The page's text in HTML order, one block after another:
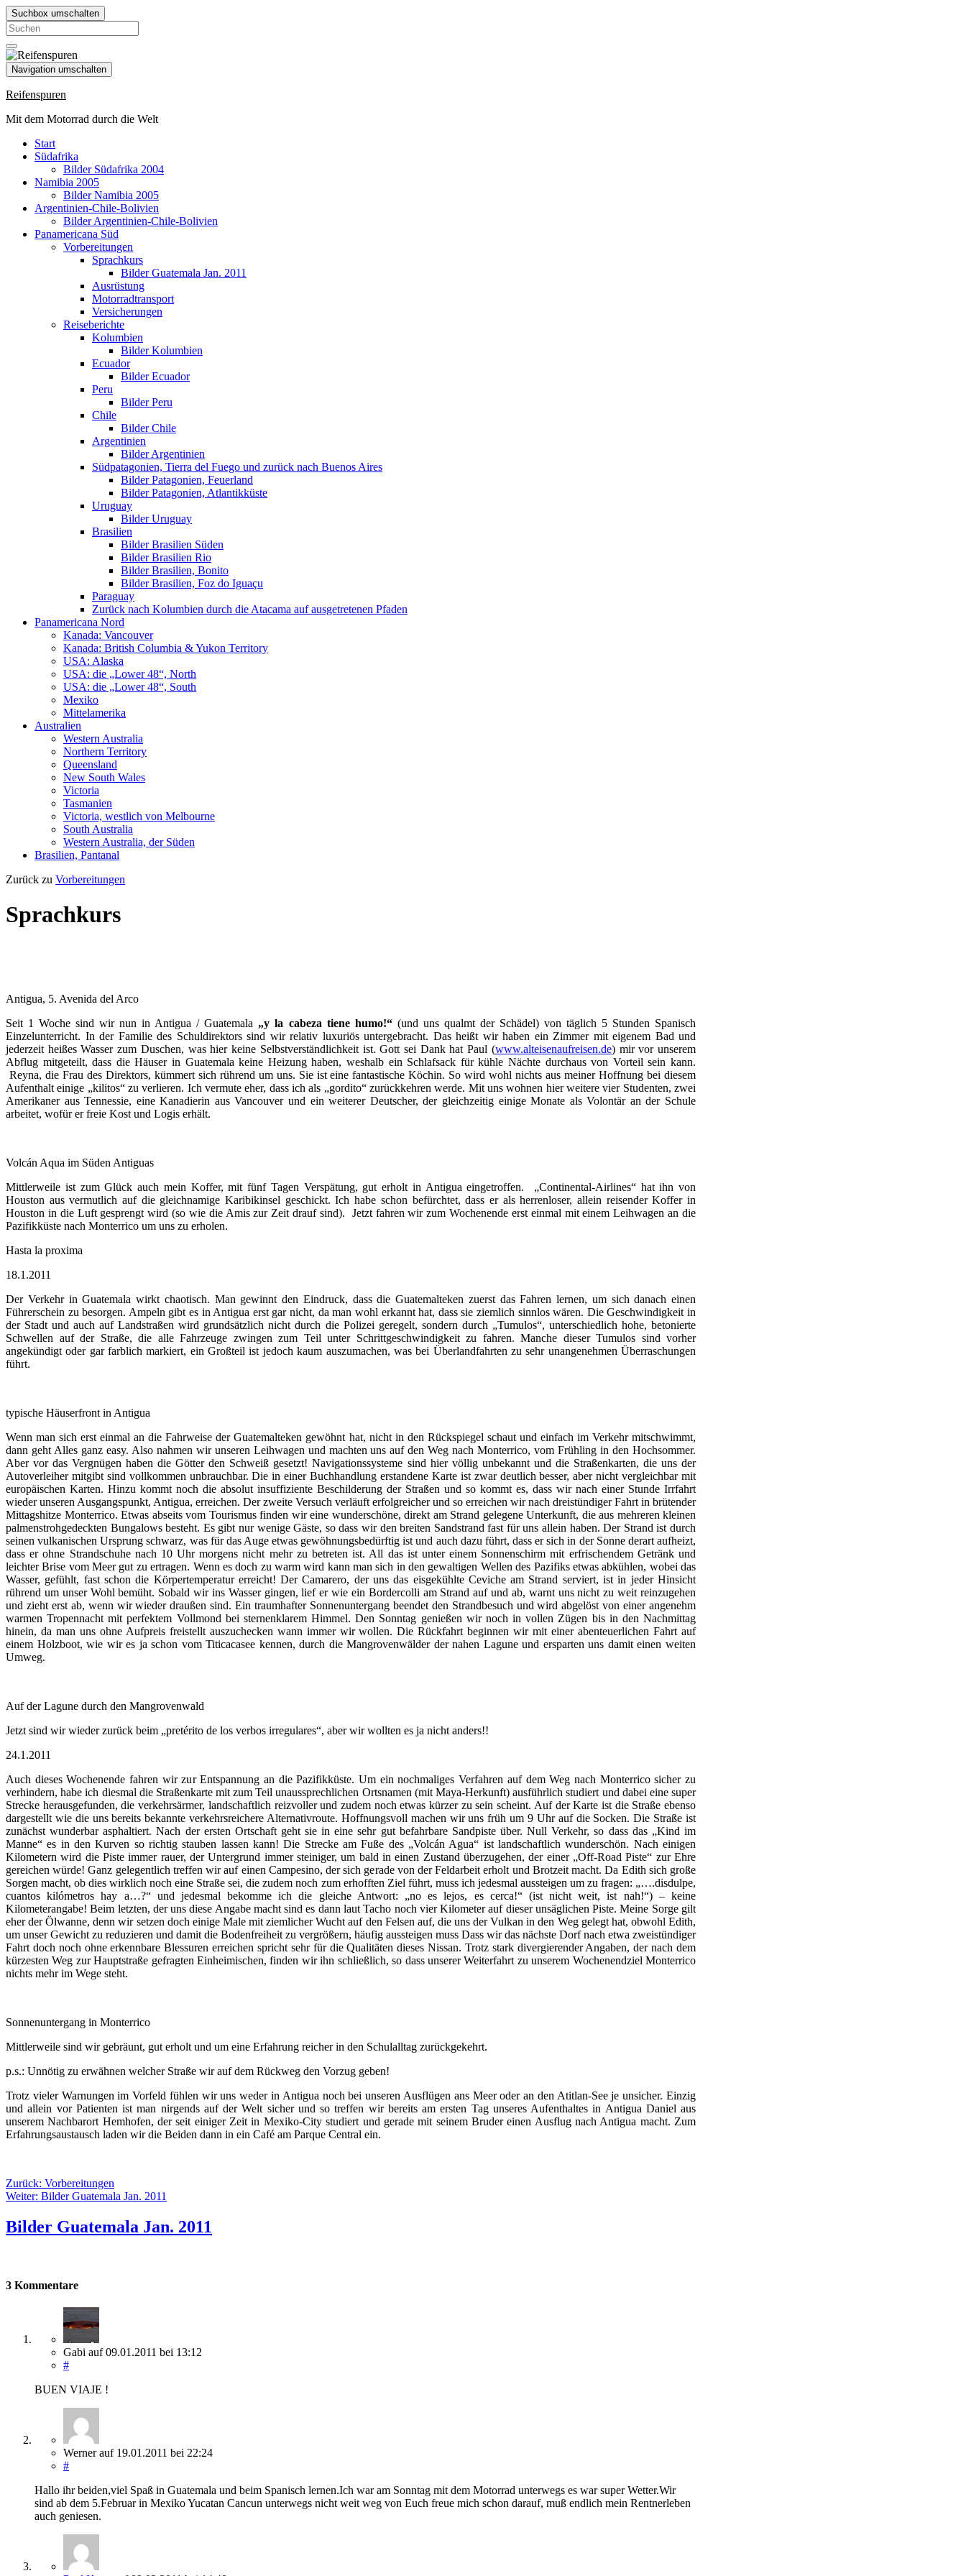
Suchbox umschalten
Search
for:
Navigation umschalten
Reifenspuren
Mit dem Motorrad durch die Welt
Start
Südafrika
Bilder Südafrika 2004
Namibia 2005
Bilder Namibia 2005
Argentinien-Chile-Bolivien
Bilder Argentinien-Chile-Bolivien
Panamericana Süd
Vorbereitungen
Sprachkurs
Bilder Guatemala Jan. 2011
Ausrüstung
Motorradtransport
Versicherungen
Reiseberichte
Kolumbien
Bilder Kolumbien
Ecuador
Bilder Ecuador
Peru
Bilder Peru
Chile
Bilder Chile
Argentinien
Bilder Argentinien
Südpatagonien, Tierra del Fuego und zurück nach Buenos Aires
Bilder Patagonien, Feuerland
Bilder Patagonien, Atlantikküste
Uruguay
Bilder Uruguay
Brasilien
Bilder Brasilien Süden
Bilder Brasilien Rio
Bilder Brasilien, Bonito
Bilder Brasilien, Foz do Iguaçu
Paraguay
Zurück nach Kolumbien durch die Atacama auf ausgetretenen Pfaden
Panamericana Nord
Kanada: Vancouver
Kanada: British Columbia & Yukon Territory
USA: Alaska
USA: die „Lower 48“, North
USA: die „Lower 48“, South
Mexiko
Mittelamerika
Australien
Western Australia
Northern Territory
Queensland
New South Wales
Victoria
Tasmanien
Victoria, westlich von Melbourne
South Australia
Western Australia, der Süden
Brasilien, Pantanal
Zurück zu Vorbereitungen
Sprachkurs
Antigua, 5. Avenida del Arco
Seit 1 Woche sind wir nun in Antigua / Guatemala „y la cabeza tiene humo!“(und uns qualmt der Schädel) von täglich 5 Stunden Spanisch
Einzelunterricht. In der Familie des Schuldirektors sind wir relativ luxuriös untergebracht. Das heißt wir haben ein Zimmer mit eigenem Bad und
jederzeit heißes Wasser zum Duschen, was hier keine Selbstverständlichkeit ist. Gott sei Dank hat Paul (www.alteisenaufreisen.de) mir vor unserem
Abflug mitgeteilt, dass die Häuser in Guatemala keine Heizung haben, weshalb ein Schlafsack für kühle Nächte durchaus von Vorteil sein kann.
Reyna, die Frau des Direktors, kümmert sich rührend um uns. Sie ist eine fantastische Köchin. So wird wohl nichts aus meiner Hoffnung bei diesem
Aufenthalt einige „kilitos“ zu verlieren. Ich vermute eher, dass ich als „gordito“ zurückkehren werde. Mit uns wohnen hier weitere vier Studenten, zwei
Amerikaner aus Tennessie, eine Kanadierin aus Vancouver und ein weiterer Deutscher, der gleichzeitig einige Monate als Volontär an der Schule
arbeitet, wofür er freie Kost und Logis erhält.
Volcán Aqua im Süden Antiguas
Mittlerweile ist zum Glück auch mein Koffer, mit fünf Tagen Verspätung, gut erholt in Antigua eingetroffen. „Continental-Airlines“ hat ihn von
Houston aus vermutlich auf die gleichnamige Karibikinsel geschickt. Ich habe schon befürchtet, dass er als herrenloser, allein reisender Koffer in
Houston in die Luft gesprengt wird (so wie die Amis zur Zeit drauf sind). Jetzt fahren wir zum Wochenende erst einmal mit einem Leihwagen an die
Pazifikküste nach Monterrico um uns zu erholen.
Hasta la proxima
18.1.2011
Der Verkehr in Guatemala wirkt chaotisch. Man gewinnt den Eindruck, dass die Guatemalteken zuerst das Fahren lernen, um sich danach einen
Führerschein zu besorgen. Ampeln gibt es in Antigua erst gar nicht, da man wohl erkannt hat, dass sie ziemlich sinnlos wären. Die Geschwindigkeit in
der Stadt und auch auf Landstraßen wird grundsätzlich nicht durch die Polizei geregelt, sondern durch „Tumulos“, unterschiedlich hohe, betonierte
Schwellen auf der Straße, die alle Fahrzeuge zwingen zum Teil unter Schrittgeschwindigkeit zu fahren. Manche dieser Tumulos sind vorher
angekündigt oder gar farblich markiert, ein Großteil ist jedoch kaum auszumachen, was bei Überlandfahrten zu sehr unangenehmen Überraschungen
führt.
typische Häuserfront in Antigua
Wenn man sich erst einmal an die Fahrweise der Guatemalteken gewöhnt hat, nicht in den Rückspiegel schaut und einfach im Verkehr mitschwimmt,
dann geht Alles ganz easy. Also nahmen wir unseren Leihwagen und machten uns auf den Weg nach Monterrico, vom Frühling in den Hochsommer.
Aber vor das Vergnügen haben die Götter den Schweiß gesetzt! Navigationssysteme sind hier völlig unbekannt und die Straßenkarten, die uns der
Autoverleiher mitgibt sind vollkommen unbrauchbar. Die in einer Buchhandlung erstandene Karte ist zwar deutlich besser, aber nicht vergleichbar mit
europäischen Karten. Hinzu kommt noch die absolut insuffiziente Beschilderung der Straßen und so kommt es, dass wir nach einer Stunde Irrfahrt
wieder unseren Ausgangspunkt, Antigua, erreichen. Der zweite Versuch verläuft erfolgreicher und so erreichen wir nach dreistündiger Fahrt in brütender
Mittagshitze Monterrico. Etwas abseits vom Tourismus finden wir eine wunderschöne, direkt am Strand gelegene Unterkunft, die aus mehreren kleinen
palmenstrohgedeckten Bungalows besteht. Es gibt nur wenige Gäste, so dass wir den breiten Sandstrand fast für uns allein haben. Der Strand ist durch
seinen vulkanischen Ursprung schwarz, was für das Auge etwas gewöhnungsbedürftig ist und auch dazu führt, dass er sich in der Sonne derart aufheizt,
dass er ohne Strandschuhe nach 10 Uhr morgens nicht mehr zu betreten ist. All das ist unter einem Sonnenschirm mit erfrischendem Getränk und
leichter Brise vom Meer gut zu ertragen. Wenn es doch zu warm wird kann man sich in den gewaltigen Wellen des Pazifiks etwas abkühlen, wobei das
Wasser, gefühlt, fast schon die Körpertemperatur erreicht! Der Camarero, der uns das eisgekühlte Ceviche am Strand serviert, ist in jeder Hinsicht
rührend um unser Wohl bemüht. Sobald wir ins Wasser gingen, lief er wie ein Bordercolli am Strand auf und ab, warnt uns nicht zu weit reinzugehen
und zieht erst ab, wenn wir wieder draußen sind. Ein traumhafter Sonnenuntergang beendet den Strandbesuch und wird abgelöst von einer angenehm
warmen Tropennacht mit perfektem Vollmond bei sternenklarem Himmel. Den Sonntag genießen wir noch in vollen Zügen bis in den Nachmittag
hinein, da man uns ohne Aufpreis freistellt auszuchecken wann immer wir wollen. Die Rückfahrt beginnen wir mit einer abenteuerlichen Fahrt auf
einem Holzboot, wie wir es ja schon vom Titicacasee kennen, durch die Mangrovenwälder der nahen Lagune und ersparten uns damit einen weiten
Umweg.
Auf der Lagune durch den Mangrovenwald
Jetzt sind wir wieder zurück beim „pretérito de los verbos irregulares“, aber wir wollten es ja nicht anders!!
24.1.2011
Auch dieses Wochenende fahren wir zur Entspannung an die Pazifikküste. Um ein nochmaliges Verfahren auf dem Weg nach Monterrico sicher zu
verhindern, habe ich diesmal die Straßenkarte mit zum Teil unaussprechlichen Ortsnamen (mit Maya-Herkunft) ausführlich studiert und dabei eine super
Strecke herausgefunden, die verkehrsärmer, landschaftlich reizvoller und zudem noch etwas kürzer zu sein scheint. Auf der Karte ist die Straße ebenso
dargestellt wie die uns bereits bekannte verkehrsreichere Alternativroute. Hoffnungsvoll machen wir uns früh um 9 Uhr auf die Socken. Die Straße ist
zunächst wunderbar asphaltiert. Nach der ersten Ortschaft geht sie in eine sehr gut befahrbare Sandpiste über. Null Verkehr, so dass das „Kind im
Manne“ es in den Kurven so richtig stauben lassen kann! Die Strecke am Fuße des „Volcán Agua“ ist landschaftlich wunderschön. Nach einigen
Kilometern wird die Piste immer rauer, der Untergrund immer steiniger, um bald in einen Zustand überzugehen, der einer „Off-Road Piste“ zur Ehre
gereichen würde! Ganz gelegentlich treffen wir auf einen Campesino, der sich gerade von der Feldarbeit erholt und Brotzeit macht. Da Edith sich große
Sorgen macht, ob dies wirklich noch eine Straße sei, die zudem noch zum erhofften Ziel führt, muss ich jedesmal aussteigen um zu fragen: „….disdulpe,
cuantos kilómetros hay a…?“ und jedesmal bekomme ich die gleiche Antwort: „no es lejos, es cerca!“ (ist nicht weit, ist nah!“) – keine
Kilometerangabe! Beim letzten, der uns diese Angabe macht sind es dann laut Tacho noch vier Kilometer auf dieser unsäglichen Piste. Meine Sorge gilt
eher der Ölwanne, denn wir setzen doch einige Male mit ziemlicher Wucht auf den Felsen auf, die uns der Vulkan in den Weg gelegt hat, obwohl Edith,
um unser Gewicht zu reduzieren und damit die Bodenfreiheit zu vergrößern, häufig aussteigen muss Dass wir das nächste Dorf nach etwa zweistündiger
Fahrt doch noch ohne erkennbare Blessuren erreichen spricht sehr für die Qualitäten dieses Nissan. Trotz stark divergierender Angaben, der nach dem
kürzesten Weg zur Hauptstraße gefragten Einheimischen, finden wir ihn schließlich, so dass unserer Weiterfahrt zu unserem Wochenendziel Monterrico
nichts mehr im Wege steht.
Sonnenuntergang in Monterrico
Mittlerweile sind wir gebräunt, gut erholt und um eine Erfahrung reicher in den Schulalltag zurückgekehrt.
p.s.: Unnötig zu erwähnen welcher Straße wir auf dem Rückweg den Vorzug geben!
Trotz vieler Warnungen im Vorfeld fühlen wir uns weder in Antigua noch bei unseren Ausflügen ans Meer oder an den Atitlan-See je unsicher. Einzig
und allein vor Patienten ist man nirgends auf der Welt sicher und so treffen wir bereits am ersten Tag unseres Aufenthaltes in Antigua Daniel aus
unserem Nachbarort Hemhofen, der seit einiger Zeit in Mexiko-City studiert und gerade mit seinem Bruder einen Ausflug nach Antigua macht. Zum
Erfahrungsaustausch laden wir die Beiden dann in ein Café am Parque Central ein.
Zurück: Vorbereitungen
Weiter: Bilder Guatemala Jan. 2011
Bilder Guatemala Jan. 2011
3 Kommentare
Gabi auf09.01.2011 bei 13:12
#
BUEN VIAJE !
Wernerauf 19.01.2011 bei 22:24
#
Hallo ihr beiden,viel Spaß in Guatemala und beim Spanisch lernen.Ich war am Sonntag mit dem Motorrad unterwegs es war super Wetter.Wir
sind ab dem 5.Februar in Mexiko Yucatan Cancun unterwegs nicht weit weg von Euch freue mich schon darauf, muß endlich mein Rentnerleben
auch geniesen.